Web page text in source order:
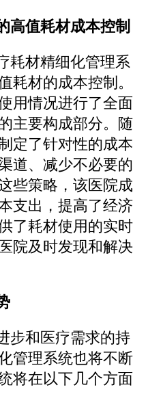
高值耗材成本控制
耗材精细化管理系
耗材的成本控制。
用情况进行了全面
主要构成部分。随
定了针对性的成本
道、减少不必要的
些策略，该医院成
支出，提高了经济
了耗材使用的实时
院及时发现和解决
步和医疗需求的持
管理系统也将不断
将在以下几个方面